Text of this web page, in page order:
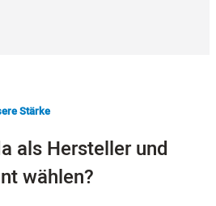
Stärke
als Hersteller und
wählen?